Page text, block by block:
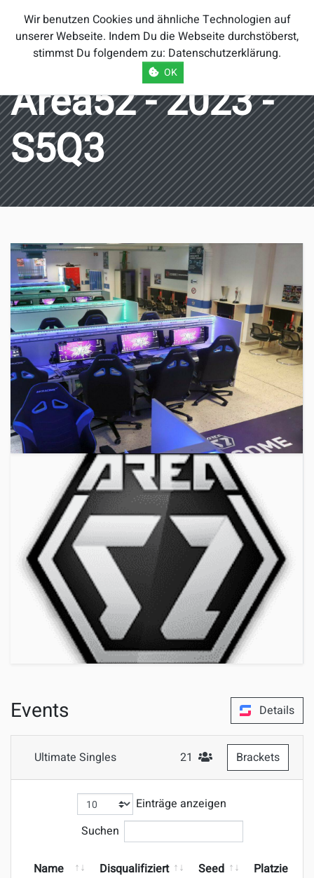
Smash Brothers
Österreich
Area52 - 2023 -
S5Q3
Events Details
Ultimate Singles
21
#Teilnehmer
Brackets
Einträge anzeigen
Suchen
Name Disqualifiziert Seed Platzierung
Wir benutzen Cookies und ähnliche Technologien auf
unserer Webseite. Indem Du die Webseite durchstöberst,
stimmst Du folgendem zu: Datenschutzerklärung.
OK